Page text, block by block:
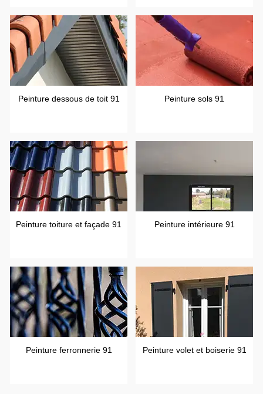
Peinture dessous de toit 91 Peinture sols 91
Peinture toiture et façade 91 Peinture intérieure 91
Peinture ferronnerie 91 Peinture volet et boiserie 91